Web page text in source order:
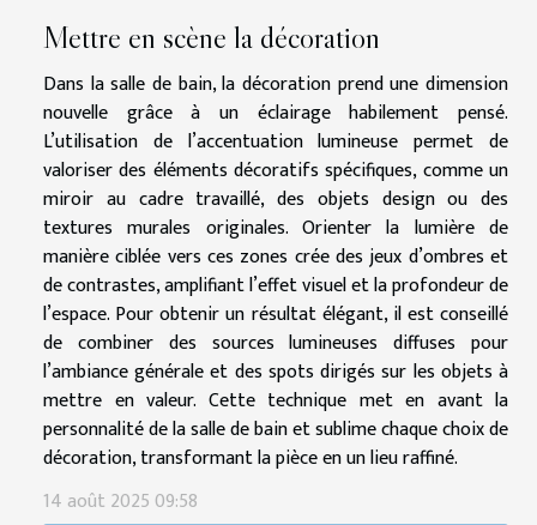
Mettre en scène la décoration
Dans la salle de bain, la décoration prend une dimension
nouvelle grâce à un éclairage habilement pensé.
L’utilisation de l’accentuation lumineuse permet de
valoriser des éléments décoratifs spécifiques, comme un
miroir au cadre travaillé, des objets design ou des
textures murales originales. Orienter la lumière de
manière ciblée vers ces zones crée des jeux d’ombres et
de contrastes, amplifiant l’effet visuel et la profondeur de
l’espace. Pour obtenir un résultat élégant, il est conseillé
de combiner des sources lumineuses diffuses pour
l’ambiance générale et des spots dirigés sur les objets à
mettre en valeur. Cette technique met en avant la
personnalité de la salle de bain et sublime chaque choix de
décoration, transformant la pièce en un lieu raffiné.
14 août 2025 09:58